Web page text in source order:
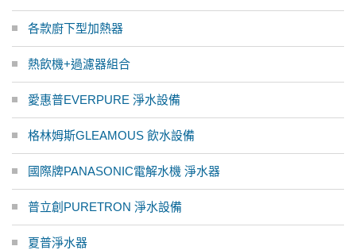
各款廚下型加熱器
熱飲機+過濾器組合
愛惠普EVERPURE 淨水設備
格林姆斯GLEAMOUS 飲水設備
國際牌PANASONIC電解水機 淨水器
普立創PURETRON 淨水設備
夏普淨水器